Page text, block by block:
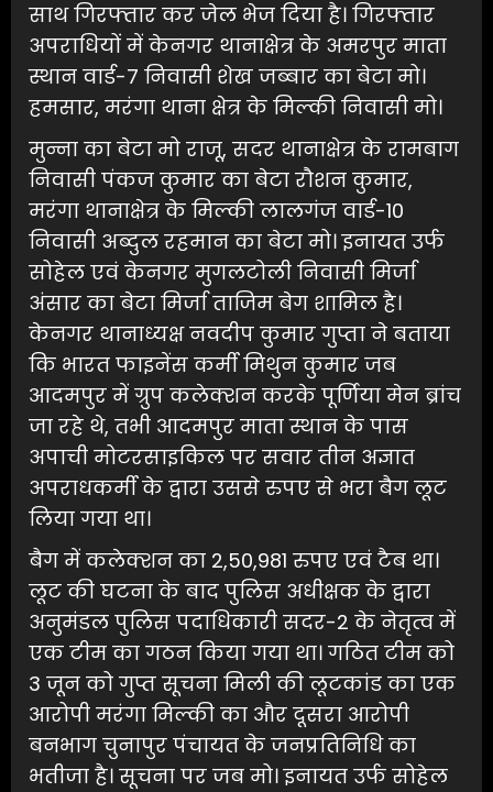
साथ गिरफ्तार कर जेल भेज दिया है। गिरफ्तार
अपराधियों में केनगर थानाक्षेत्र के अमरपुर माता
स्थान वार्ड-7 निवासी शेख जब्बार का बेटा मो।
हमसार, मरंगा थाना क्षेत्र के मिल्की निवासी मो।
मुन्ना का बेटा मो राजू, सदर थानाक्षेत्र के रामबाग
निवासी पंकज कुमार का बेटा रौशन कुमार,
मरंगा थानाक्षेत्र के मिल्की लालगंज वार्ड-10
निवासी अब्दुल रहमान का बेटा मो। इनायत उर्फ
सोहेल एवं केनगर मुगलटोली निवासी मिर्जा
अंसार का बेटा मिर्जा ताजिम बेग शामिल है।
केनगर थानाध्यक्ष नवदीप कुमार गुप्ता ने बताया
कि भारत फाइनेंस कर्मी मिथुन कुमार जब
आदमपुर में ग्रुप कलेक्शन करके पूर्णिया मेन ब्रांच
जा रहे थे, तभी आदमपुर माता स्थान के पास
अपाची मोटरसाइकिल पर सवार तीन अज्ञात
अपराधकर्मी के द्वारा उससे रुपए से भरा बैग लूट
लिया गया था।
बैग में कलेक्शन का 2,50,981 रुपए एवं टैब था।
लूट की घटना के बाद पुलिस अधीक्षक के द्वारा
अनुमंडल पुलिस पदाधिकारी सदर-2 के नेतृत्व में
एक टीम का गठन किया गया था। गठित टीम को
3 जून को गुप्त सूचना मिली की लूटकांड का एक
आरोपी मरंगा मिल्की का और दूसरा आरोपी
बनभाग चुनापुर पंचायत के जनप्रतिनिधि का
भतीजा है। सूचना पर जब मो। इनायत उर्फ सोहेल